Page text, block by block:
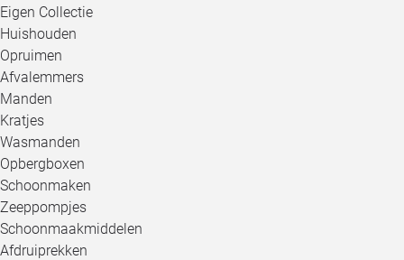
Eigen Collectie
Huishouden
Opruimen
Afvalemmers
Manden
Kratjes
Wasmanden
Opbergboxen
Schoonmaken
Zeeppompjes
Schoonmaakmiddelen
Afdruiprekken